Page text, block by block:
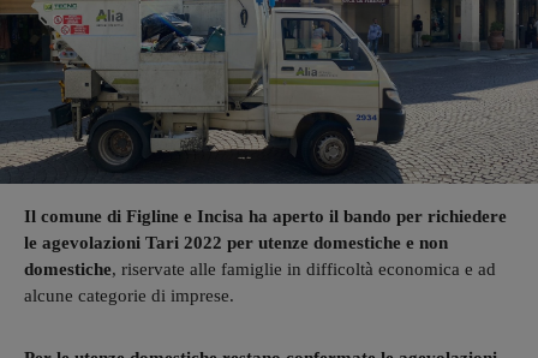
Il comune di Figline e Incisa ha aperto il bando per richiedere
le agevolazioni Tari 2022 per utenze domestiche e non
domestiche, riservate alle famiglie in difficoltà economica e ad
alcune categorie di imprese.